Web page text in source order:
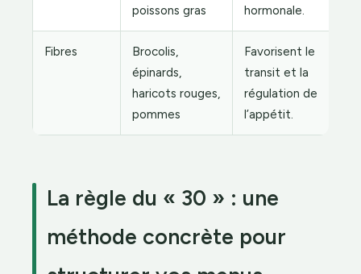
poissons gras
hormonale.
Fibres
Brocolis,
épinards,
haricots rouges,
pommes
Favorisent le
transit et la
régulation de
l’appétit.
La règle du « 30 » : une
méthode concrète pour